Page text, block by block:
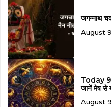
जगन्नाथ
August
Today
जानें मेष से
August